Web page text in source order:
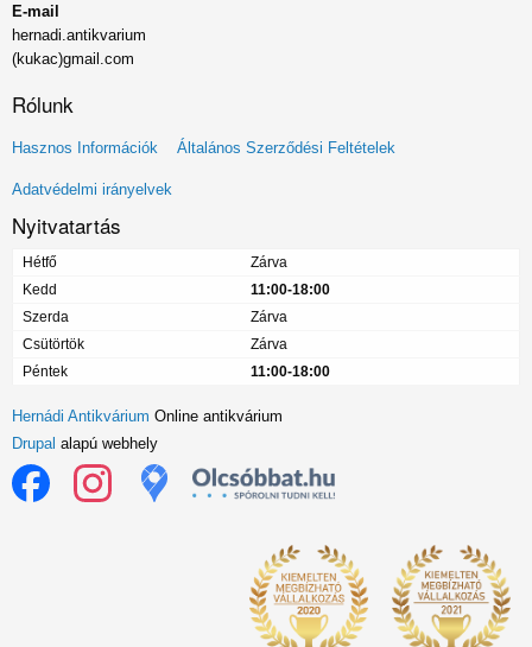
E-mail
hernadi.antikvarium
(kukac)gmail.com
Rólunk
Lábléc
menü
Hasznos Információk Általános Szerződési Feltételek
Adatvédelmi irányelvek
Nyitvatartás
Hétfő
Zárva
Kedd
11:00-18:00
Szerda
Zárva
Csütörtök
Zárva
Péntek
11:00-18:00
Hernádi Antikvárium Online antikvárium
Drupal alapú webhely